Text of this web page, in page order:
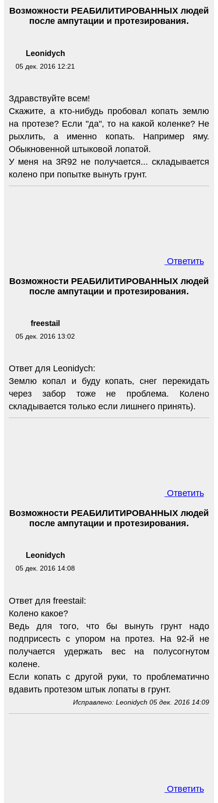
Leonidych
05 дек. 2016 12:21
Возможности РЕАБИЛИТИРОВАННЫХ людей
после ампутации и протезирования.
Здравствуйте всем!
Скажите, а кто-нибудь пробовал копать землю
на протезе? Если "да", то на какой коленке? Не
рыхлить, а именно копать. Например яму.
Обыкновенной штыковой лопатой.
У меня на 3R92 не получается... складывается
колено при попытке вынуть грунт.
Ответить
freestail
05 дек. 2016 13:02
Возможности РЕАБИЛИТИРОВАННЫХ людей
после ампутации и протезирования.
Ответ для Leonidych:
Землю копал и буду копать, снег перекидать
через забор тоже не проблема. Колено
складывается только если лишнего принять).
Ответить
Leonidych
05 дек. 2016 14:08
Возможности РЕАБИЛИТИРОВАННЫХ людей
после ампутации и протезирования.
Ответ для freestail:
Колено какое?
Ведь для того, что бы вынуть грунт надо
подприсесть с упором на протез. На 92-й не
получается удержать вес на полусогнутом
колене.
Если копать с другой руки, то проблематично
вдавить протезом штык лопаты в грунт.
Исправлено: Leonidych 05 дек. 2016 14:09
Ответить